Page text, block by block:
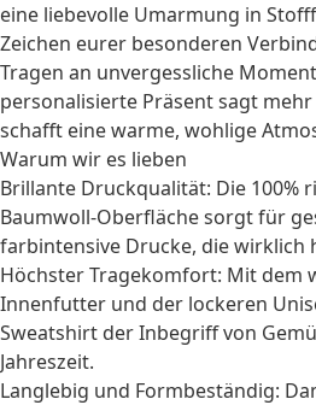
eine liebevolle Umarmung in
Zeichen eurer besonderen
Tragen an unvergessliche
personalisierte Präsent sagt
schafft eine warme, wohlige
Warum wir es lieben
Brillante Druckqualität: Die 100%
Baumwoll-Oberfläche sorgt für
farbintensive Drucke, die wirklich
Höchster Tragekomfort: Mit dem
Innenfutter und der lockeren
Sweatshirt der Inbegriff von
Jahreszeit.
Langlebig und Formbeständig: